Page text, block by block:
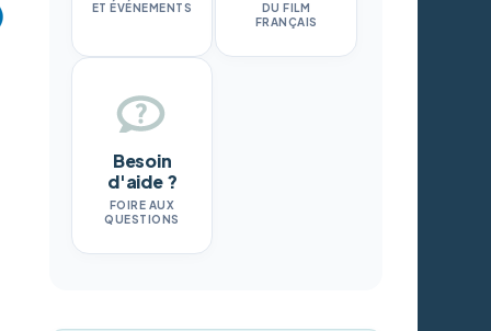
ET ÉVÉNEMENTS
DU FILM
FRANÇAIS
Besoin
d'aide ?
FOIRE AUX
QUESTIONS